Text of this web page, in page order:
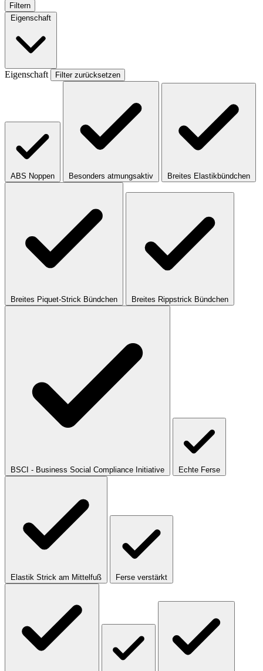
Filtern
Eigenschaft
Eigenschaft Filter zurücksetzen
ABS Noppen Besonders atmungsaktiv Breites Elastikbündchen
Breites Piquet-Strick Bündchen Breites Rippstrick Bündchen
BSCI - Business Social Compliance Initiative Echte Ferse
Elastik Strick am Mittelfuß Ferse verstärkt